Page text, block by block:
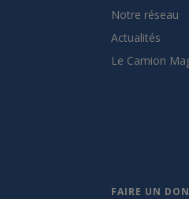
Notre réseau
Actualités
Le Camion
FAIRE UN DON